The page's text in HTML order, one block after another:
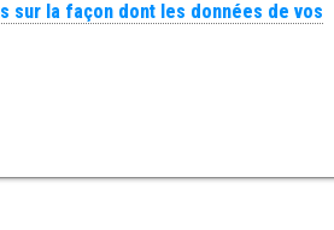
sur la façon dont les données de vos